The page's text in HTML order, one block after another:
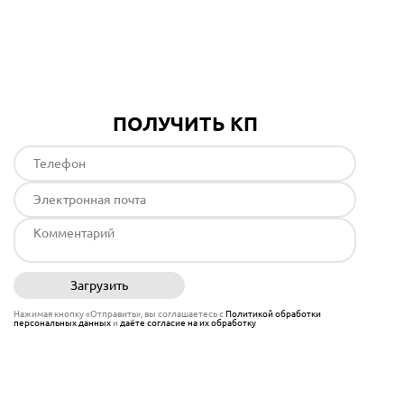
ПОЛУЧИТЬ КП
Загрузить
Нажимая кнопку «Отправить», вы соглашаетесь сПолитикой обработки
персональных данныхи даёте согласие на их обработку